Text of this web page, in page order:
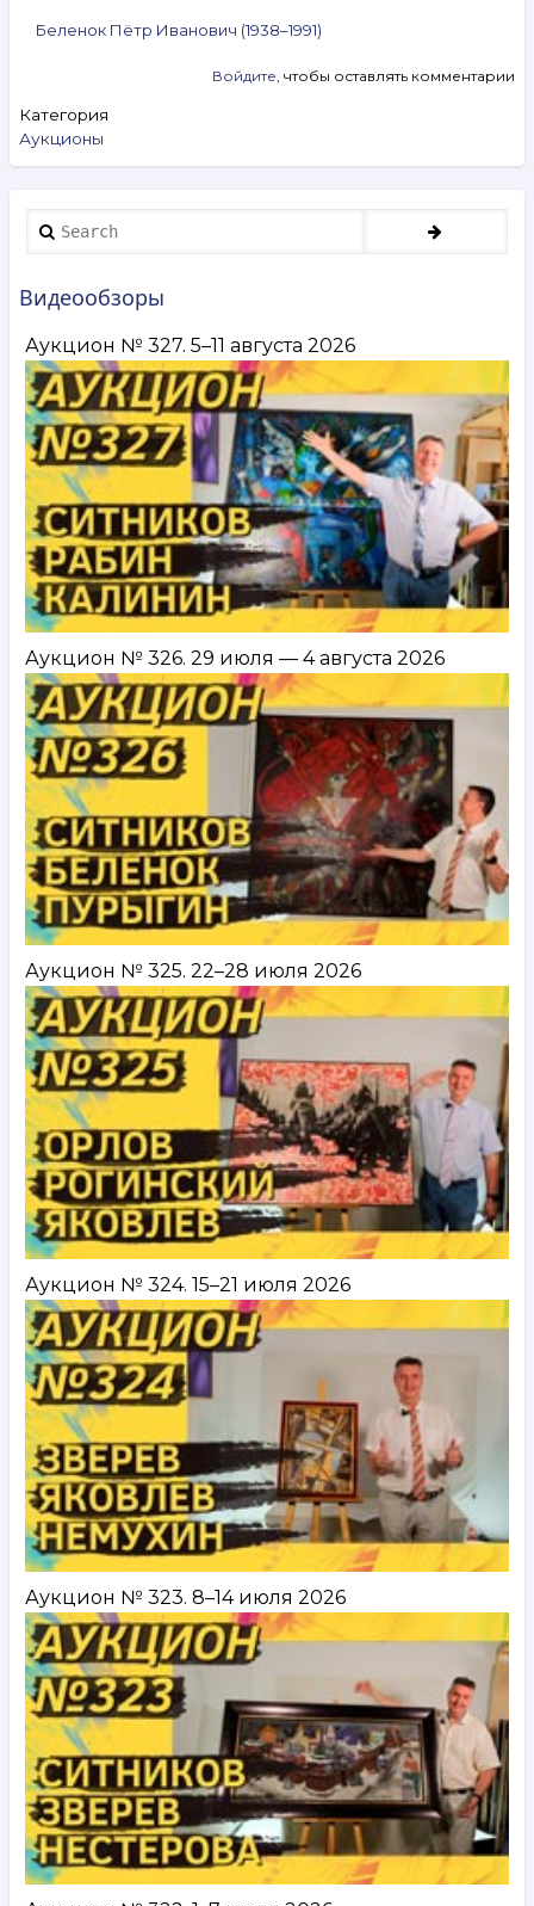
Беленок Пётр Иванович (1938–1991)
Войдите , чтобы оставлять комментарии
Категория
Аукционы
Search
Видеообзоры
Аукцион № 327. 5–11 августа 2026
Аукцион № 326. 29 июля — 4 августа 2026
Аукцион № 325. 22–28 июля 2026
Аукцион № 324. 15–21 июля 2026
Аукцион № 323. 8–14 июля 2026